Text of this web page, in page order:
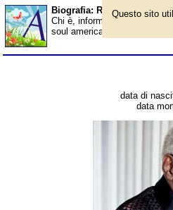
Biografia: Ray Charles -
Chi è, informazioni, foto,
soul americano. Breve
data di
data
Questo sito